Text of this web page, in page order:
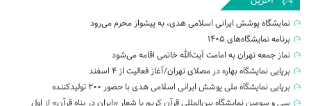
نمایشگاه پوشش ایرانی اسلامی هدی، به پیشواز محرم می‌رود
برنامه نمایشگاه‌های ۱۴۰۵
نماز جمعه تهران به امامت آیت‌الله خاتمی اقامه می‌شود
برپایی نمایشگاه بهاره در مصلای تهران/آغاز فعالیت از ۴ اسفند
برپایی نمایشگاه ملی پوشش ایرانی اسلامی هدی با حضور ۲۰۰ تولیدکننده